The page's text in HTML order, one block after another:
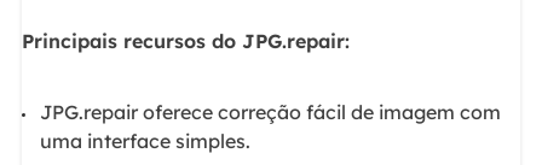
Principais recursos do JPG.repair:
JPG.repair oferece correção fácil de imagem com
uma interface simples.